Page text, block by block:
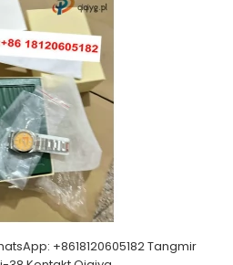
+8618120605182 Tangmir